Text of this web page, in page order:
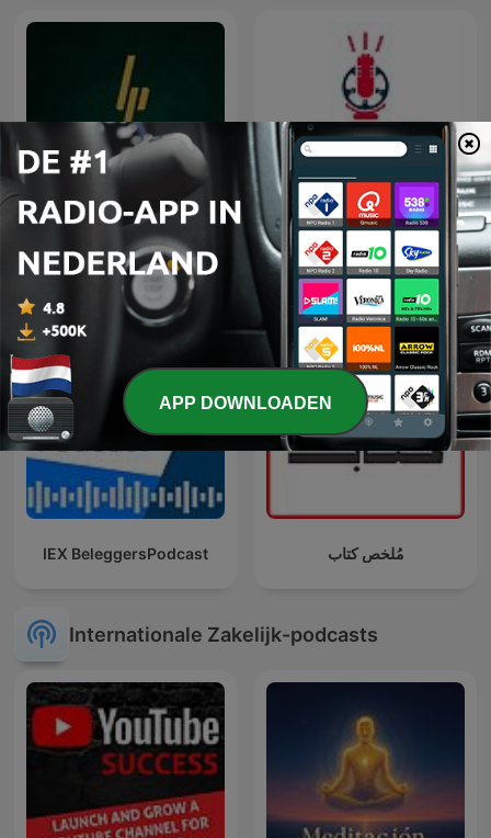
Lotgenoten Podcast Tweewieler Podcast
IEX BeleggersPodcast مُلخص كتاب
Internationale Zakelijk-podcasts
APP DOWNLOADEN